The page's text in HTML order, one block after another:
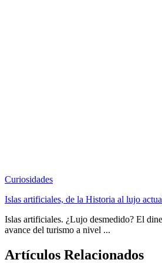
Curiosidades
Islas artificiales, de la Historia al lujo
Islas artificiales. ¿Lujo desmedido? El
avance del turismo a nivel ...
Artículos Relacionados